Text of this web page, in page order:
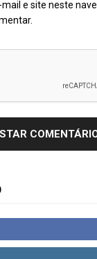
e site neste